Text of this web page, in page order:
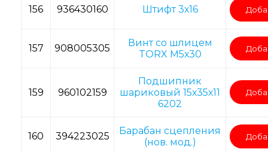
156 936430160 Штифт 3х16
157 908005305
Винт со шлицем
TORX M5х30
159 960102159
Подшипник
шариковый 15х35х11
6202
160 394223025
Барабан сцепления
(нов. мод.)